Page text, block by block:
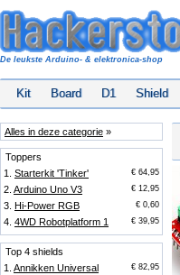
De leukste Arduino- & elektronica-shop
Kit Board D1 Shield
Alles in deze categorie »
Toppers
1. Starterkit 'Tinker' € 64,95
2. Arduino Uno V3 € 12,95
3. Hi-Power RGB € 0,60
4. 4WD Robotplatform 1 € 39,95
Top 4 shields
1. Annikken Universal € 82,95